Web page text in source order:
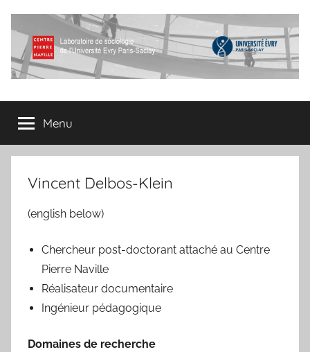
au
contenu
Centre
Pierre
Naville
sociologie
de
l'Université
Evry
Saclay
Menu
Vincent Delbos-Klein
(english below)
Chercheur post-doctorant attaché au Centre
Pierre Naville
Réalisateur documentaire
Ingénieur pédagogique
Domaines de recherche